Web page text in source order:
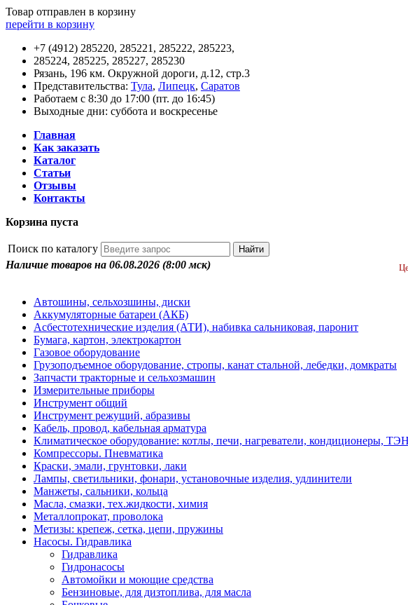
Товар отправлен в корзину
перейти в корзину
+7 (4912) 285220, 285221, 285222, 285223,
285224, 285225, 285227, 285230
Рязань, 196 км. Окружной дороги, д.12, стр.3
Представительства: Тула, Липецк, Саратов
Работаем с 8:30 до 17:00 (пт. до 16:45)
Выходные дни: суббота и воскресенье
Главная
Как заказать
Каталог
Статьи
Отзывы
Контакты
Корзина пуста
Поиск по каталогу
Наличие товаров на 06.08.2026 (8:00 мск)
Автошины, сельхозшины, диски
Аккумуляторные батареи (АКБ)
Асбестотехнические изделия (АТИ), набивка сальниковая, паронит
Бумага, картон, электрокартон
Газовое оборудование
Грузоподъемное оборудование, стропы, канат стальной, лебедки, домкраты
Запчасти тракторные и сельхозмашин
Измерительные приборы
Инструмент общий
Инструмент режущий, абразивы
Кабель, провод, кабельная арматура
Климатическое оборудование: котлы, печи, нагреватели, кондиционеры,
Компрессоры. Пневматика
Краски, эмали, грунтовки, лаки
Лампы, светильники, фонари, установочные изделия, удлинители
Манжеты, сальники, кольца
Масла, смазки, тех.жидкости, химия
Металлопрокат, проволока
Метизы: крепеж, сетка, цепи, пружины
Насосы. Гидравлика
Гидравлика
Гидронасосы
Автомойки и моющие средства
Бензиновые, для дизтоплива, для масла